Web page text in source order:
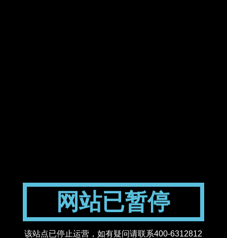
网站已暂停
该站点已停止运营，如有疑问请联系400-6312812